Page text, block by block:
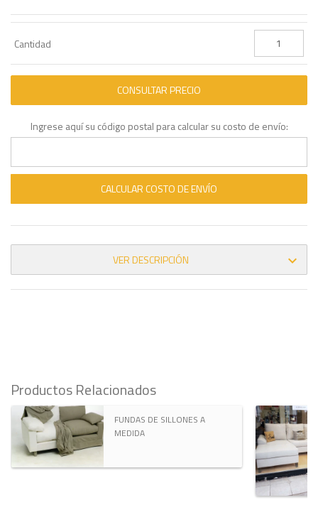
Cantidad
Ingrese aquí su código postal para calcular su costo de envío:
CALCULAR COSTO DE ENVÍO
VER DESCRIPCIÓN 
Productos Relacionados
FUNDAS DE SILLONES A
MEDIDA